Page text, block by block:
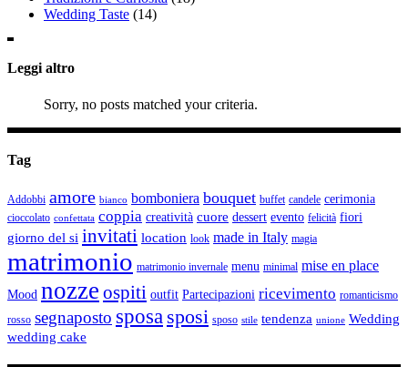
Wedding Taste (14)
Leggi altro
Sorry, no posts matched your criteria.
Tag
Addobbi amore bianco bomboniera bouquet buffet candele cerimonia
cioccolato confettata coppia creatività cuore dessert evento felicità fiori
giorno del si invitati location look made in Italy magia
matrimonio matrimonio invernale menu minimal mise en place
Mood nozze ospiti outfit Partecipazioni ricevimento romanticismo
rosso segnaposto sposa sposi sposo stile tendenza unione Wedding
wedding cake